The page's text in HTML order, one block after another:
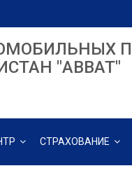
"ABBAT"
СТРАХОВАНИЕ